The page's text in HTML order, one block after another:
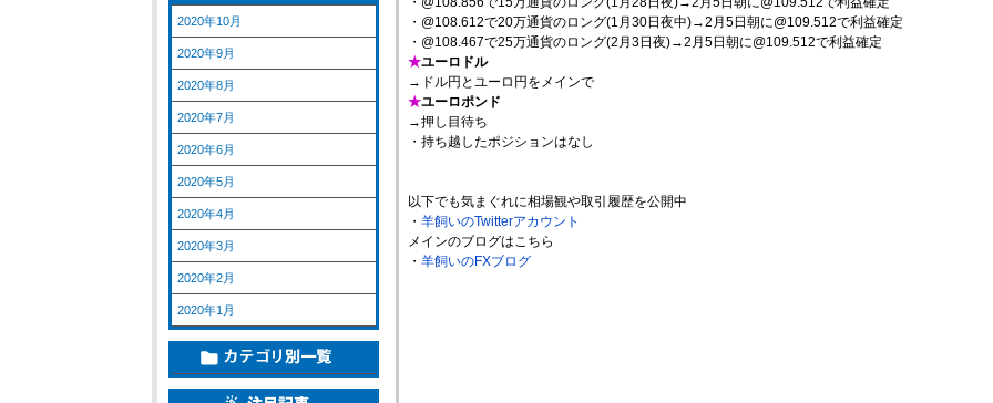
・@108.612で20万通貨のロング(1月30日夜中)→2月5日朝に@109.512で利益確定
・@108.467で25万通貨のロング(2月3日夜)→2月5日朝に@109.512で利益確定
★ユーロドル
→ドル円とユーロ円をメインで
★ユーロポンド
→押し目待ち
・持ち越したポジションはなし
以下でも気まぐれに相場観や取引履歴を公開中
・ 羊飼いのTwitterアカウント
メインのブログはこちら
・ 羊飼いのFXブログ
2020年10月
2020年9月
2020年8月
2020年7月
2020年6月
2020年5月
2020年4月
2020年3月
2020年2月
2020年1月